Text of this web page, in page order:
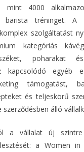
mint 4000
barista tréninget. A
szolgáltatást
kategóriás
poharakat
kapcsolódó egyéb
támogatást,
és teljeskörű
szerződésben álló
a vállalat új
a Women in